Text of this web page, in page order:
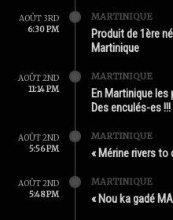
AOÛT 3RD
6:30 PM
MARTINIQUE
Produit de 1ère
Martinique
AOÛT 2ND
11:14 PM
MARTINIQUE
En Martinique
Des enculés-es !!!
AOÛT 2ND
5:56 PM
MARTINIQUE
« Mérine rivers to
AOÛT 2ND
5:48 PM
MARTINIQUE
« Nou ka gadé